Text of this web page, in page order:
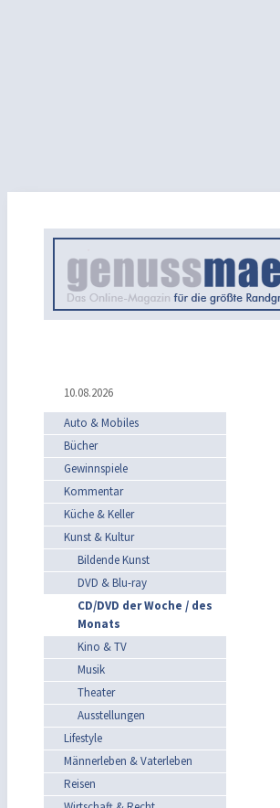
10.08.2026
Auto & Mobiles
Bücher
Gewinnspiele
Kommentar
Küche & Keller
Kunst & Kultur
Bildende Kunst
DVD & Blu-ray
CD/DVD der Woche / des
Monats
Kino & TV
Musik
Theater
Ausstellungen
Lifestyle
Männerleben & Vaterleben
Reisen